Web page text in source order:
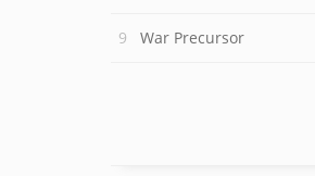
War Precursor